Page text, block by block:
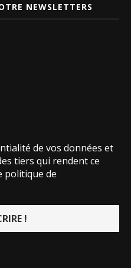
NEWSLETTERS
de vos données et
tiers qui rendent ce
politique de